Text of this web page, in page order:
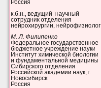
Россия
к.б.н., ведущий научный
сотрудник отделения
нейрохирургии, нейрофизиолог
М. Л. Филипенко
Федеральное государственное
бюджетное учреждение науки
Институт химической биологии
и фундаментальной медицины
Сибирского отделения
Российской академии наук, г.
Новосибирск
Россия